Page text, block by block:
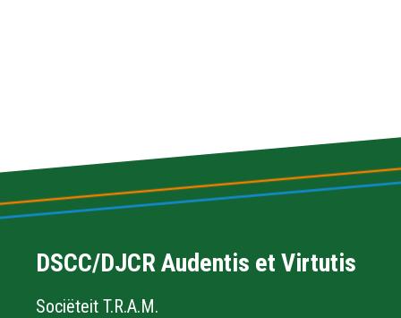
DSCC/DJCR Audentis et Virtutis
Sociëteit T.R.A.M.